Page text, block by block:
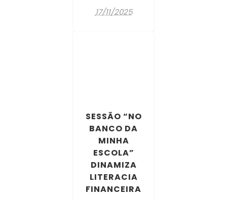
17/11/2025
SESSÃO “NO
BANCO DA
MINHA
ESCOLA”
DINAMIZA
LITERACIA
FINANCEIRA